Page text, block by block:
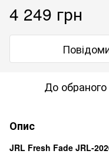
4 249 грн
До обраного
Опис
JRL Fresh Fade JRL-